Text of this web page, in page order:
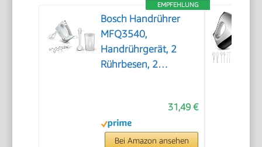
EMPFEHLUNG
Bosch Handrührer
MFQ3540,
Handrührgerät, 2
Rührbesen, 2
5 Stufen, Pürierstab,
Mixbecher, 450 W,
weiß
31,49 €
Bei Amazon ansehen